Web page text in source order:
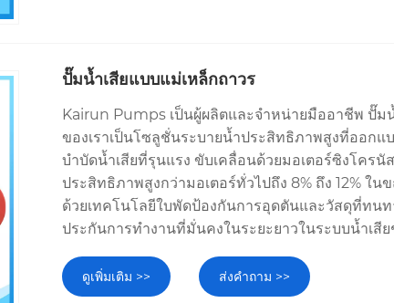
ปั๊มน้ำเสียแบบแม่เหล็กถาวร
Kairun Pumps เป็นผู้ผลิตและจำหน่ายมืออาชีพ ปั๊ม
ของเราเป็นโซลูชั่นระบายน้ำประสิทธิภาพสูงที่ออก
บำบัดน้ำเสียที่รุนแรง ขับเคลื่อนด้วยมอเตอร์ซิงโครนั
ประสิทธิภาพสูงกว่ามอเตอร์ทั่วไปถึง 8% ถึง 12% ใ
ด้วยเทคโนโลยีใบพัดป้องกันการอุดตันและวัสดุที่ทน
ประกันการทำงานที่มั่นคงในระยะยาวในระบบน้ำเสี
ดูเพิ่มเติม >> ส่งคำถาม >>